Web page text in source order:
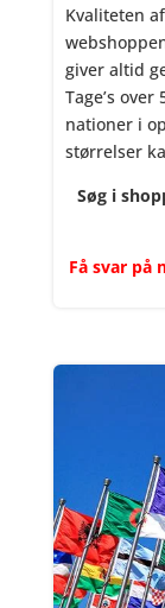
Kvaliteten
giver altid
Tage’s
nationer i
størrelser
Søg i
Få svar på